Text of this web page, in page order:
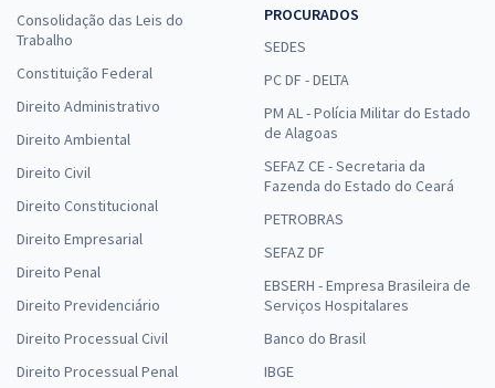
Consolidação das Leis do
Trabalho
Constituição Federal
Direito Administrativo
Direito Ambiental
Direito Civil
Direito Constitucional
Direito Empresarial
Direito Penal
Direito Previdenciário
Direito Processual Civil
Direito Processual Penal
PROCURADOS
SEDES
PC DF - DELTA
PM AL - Polícia Militar do Estado
de Alagoas
SEFAZ CE - Secretaria da
Fazenda do Estado do Ceará
PETROBRAS
SEFAZ DF
EBSERH - Empresa Brasileira de
Serviços Hospitalares
Banco do Brasil
IBGE